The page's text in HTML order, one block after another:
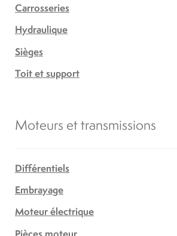
Carrosseries
Hydraulique
Sièges
Toit et support
Moteurs et transmissions
Différentiels
Embrayage
Moteur électrique